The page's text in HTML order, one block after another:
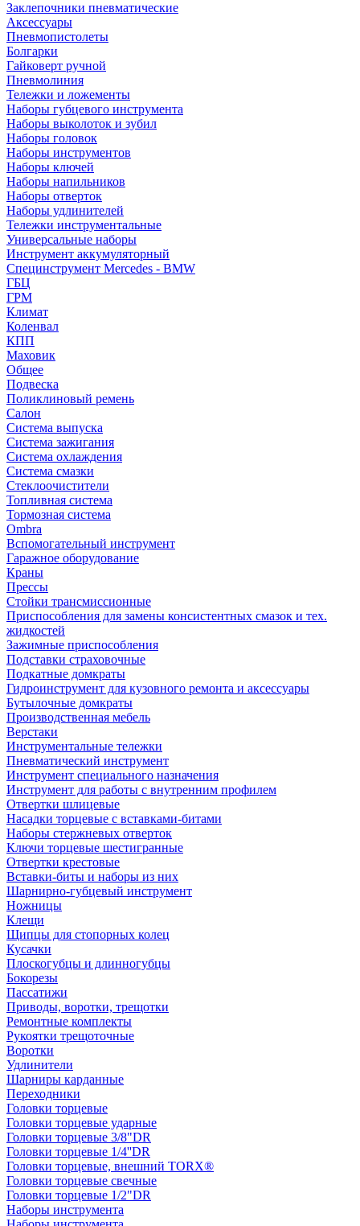
Заклепочники пневматические
Аксессуары
Пневмопистолеты
Болгарки
Гайковерт ручной
Пневмолиния
Тележки и ложементы
Наборы губцевого инструмента
Наборы выколоток и зубил
Наборы головок
Наборы инструментов
Наборы ключей
Наборы напильников
Наборы отверток
Наборы удлинителей
Тележки инструментальные
Универсальные наборы
Инструмент аккумуляторный
Специнструмент Mercedes - BMW
ГБЦ
ГРМ
Климат
Коленвал
КПП
Маховик
Общее
Подвеска
Поликлиновый ремень
Салон
Система выпуска
Система зажигания
Система охлаждения
Система смазки
Стеклоочистители
Топливная система
Тормозная система
Ombra
Вспомогательный инструмент
Гаражное оборудование
Краны
Прессы
Стойки трансмиссионные
Приспособления для замены консистентных смазок и тех.
жидкостей
Зажимные приспособления
Подставки страховочные
Подкатные домкраты
Гидроинструмент для кузовного ремонта и аксессуары
Бутылочные домкраты
Производственная мебель
Верстаки
Инструментальные тележки
Пневматический инструмент
Инструмент специального назначения
Инструмент для работы с внутренним профилем
Отвертки шлицевые
Насадки торцевые с вставками-битами
Наборы стержневых отверток
Ключи торцевые шестигранные
Отвертки крестовые
Вставки-биты и наборы из них
Шарнирно-губцевый инструмент
Ножницы
Клещи
Щипцы для стопорных колец
Кусачки
Плоскогубцы и длинногубцы
Бокорезы
Пассатижи
Приводы, воротки, трещотки
Ремонтные комплекты
Рукоятки трещоточные
Воротки
Удлинители
Шарниры карданные
Переходники
Головки торцевые
Головки торцевые ударные
Головки торцевые 3/8"DR
Головки торцевые 1/4''DR
Головки торцевые, внешний TORX®
Головки торцевые свечные
Головки торцевые 1/2"DR
Наборы инструмента